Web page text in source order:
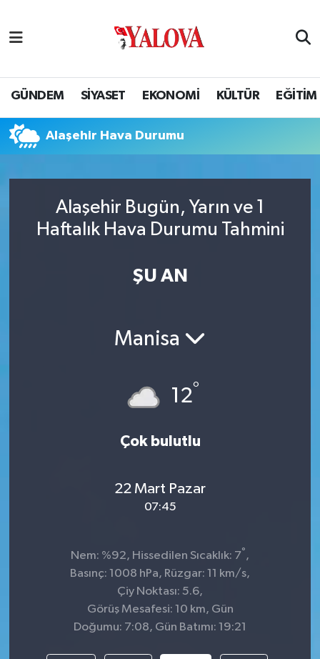
GÜNDEM SİYASET EKONOMİ KÜLTÜR EĞİTİM
Alaşehir Hava Durumu
Alaşehir Bugün, Yarın ve 1
Haftalık Hava Durumu Tahmini
ŞU AN
Manisa
12°
Çok bulutlu
22 Mart Pazar
07:45
Nem: %92, Hissedilen Sıcaklık: 7° ,
Basınç: 1008 hPa, Rüzgar: 11 km/s,
Çiy Noktası: 5.6,
Görüş Mesafesi: 10 km, Gün
Doğumu: 7:08, Gün Batımı: 19:21
SİYASET
EĞİTİM
BİLİM VE TEKNOLOJİ
Yalova Nöbetçi Eczaneler
Yalova Hava Durumu
Puan Durumu ve Fikstür
Tüm Manşetler
Son Dakika Haberleri